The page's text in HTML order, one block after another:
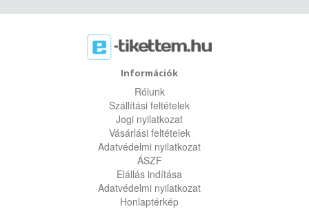
Információk
Rólunk
Szállítási feltételek
Jogi nyilatkozat
Vásárlási feltételek
Adatvédelmi nyilatkozat
ÁSZF
Elállás indítása
Adatvédelmi nyilatkozat
Honlaptérkép